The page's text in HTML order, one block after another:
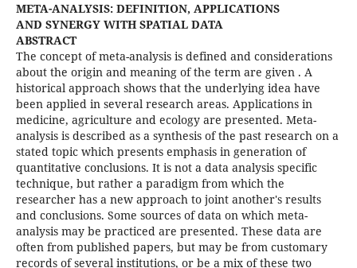
META-ANALYSIS: DEFINITION, APPLICATIONS
AND SYNERGY WITH SPATIAL DATA
ABSTRACT
The concept of meta-analysis is defined and considerations
about the origin and meaning of the term are given . A
historical approach shows that the underlying idea have
been applied in several research areas. Applications in
medicine, agriculture and ecology are presented. Meta-
analysis is described as a synthesis of the past research on a
stated topic which presents emphasis in generation of
quantitative conclusions. It is not a data analysis specific
technique, but rather a paradigm from which the
researcher has a new approach to joint another's results
and conclusions. Some sources of data on which meta-
analysis may be practiced are presented. These data are
often from published papers, but may be from customary
records of several institutions, or be a mix of these two